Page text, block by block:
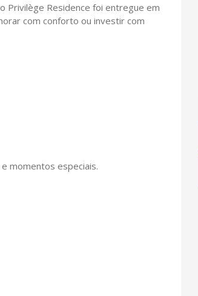
Privilège Residence foi entregue em
com conforto ou investir com
momentos especiais.